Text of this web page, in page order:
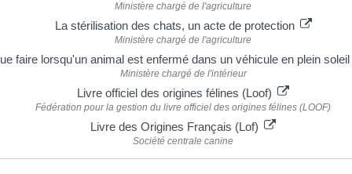
Ministère chargé de l'agriculture
La stérilisation des chats, un acte de protection
Ministère chargé de l'agriculture
faire lorsqu'un animal est enfermé dans un véhicule en plein soleil
Ministère chargé de l'intérieur
Livre officiel des origines félines (Loof)
Fédération pour la gestion du livre officiel des origines félines (LOOF)
Livre des Origines Français (Lof)
Société centrale canine